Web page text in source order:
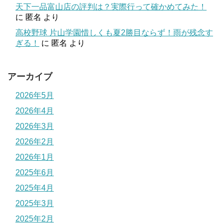
天下一品富山店の評判は？実際行って確かめてみた！
に 匿名 より
高校野球 片山学園惜しくも夏2勝目ならず！雨が残念す
ぎる！
に 匿名 より
アーカイブ
2026年5月
2026年4月
2026年3月
2026年2月
2026年1月
2025年6月
2025年4月
2025年3月
2025年2月